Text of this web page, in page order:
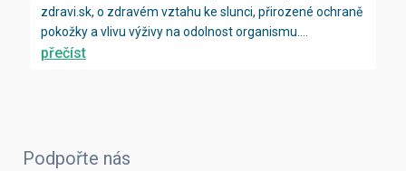
zdravi.sk, o zdravém vztahu ke slunci, přirozené ochraně
pokožky a vlivu výživy na odolnost organismu....
přečíst
Podpořte nás